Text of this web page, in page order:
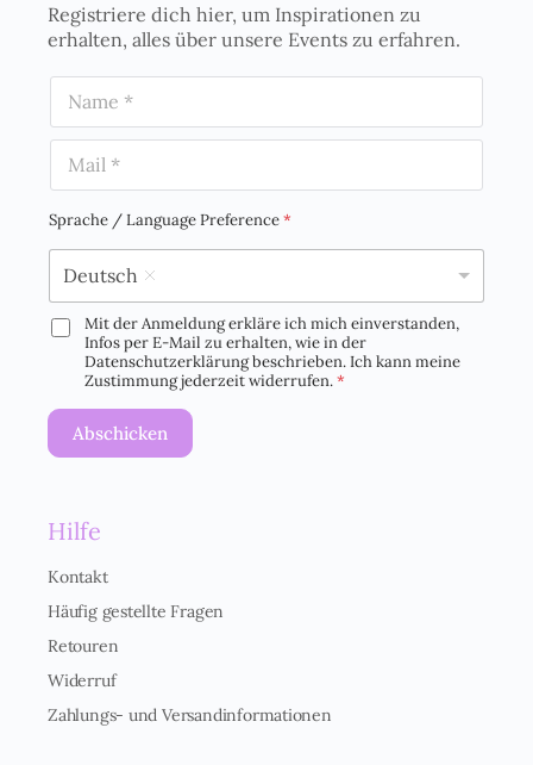
Registriere dich hier, um Inspirationen zu
erhalten, alles über unsere Events zu erfahren.
m
a
iSprache / Language Preference*
Deutsch
D
O
E
v
r
t
ä
d
n
Mit der Anmeldung erkläre ich mich einverstanden,
Infos per E-Mail zu erhalten, wie in der
Datenschutzerklärung beschrieben. Ich kann meine
Zustimmung jederzeit widerrufen.*
Abschicken
Hilfe
Kontakt
Häufig gestellte Fragen
Retouren
Widerruf
Zahlungs- und Versandinformationen